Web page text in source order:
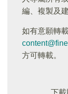
編、複製及
如有意願轉
方可轉載。
下